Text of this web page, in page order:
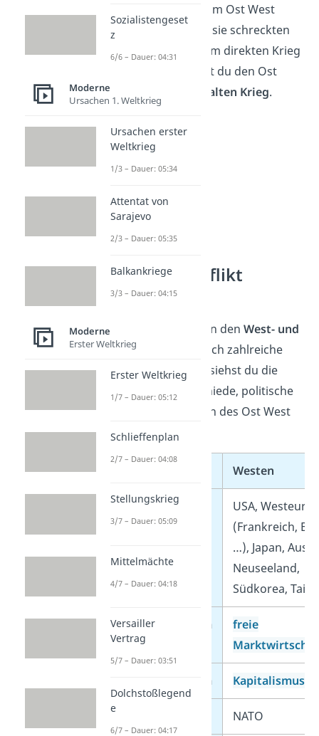
entscheidende Rolle im Ost West
Konflikt. Denn durch sie schreckten
beide Seiten vor einem direkten Krieg
zurück. Daher nennst du den Ost
West Konflikt auch
Kalten Krieg.
Ost West Konflikt
Steckbrief
Der zwischen den West- und
Ostmächten
war durch zahlreiche
Krisen geprägt. Hier siehst du die
wichtigsten Unterschiede, politische
Positionen und Krisen des Ost West
Konflikts:
Westen
Länder
USA,
(Frankreich,
…), Japan,
Neuseeland,
Südkorea,
Wirtschaftssystem
freie
Politisches System Kapitalismus
Militärbündnis NATO
Sozialistengeset
z
6/6 – Dauer: 04:31
Moderne
Ursachen 1. Weltkrieg
Ursachen erster
Weltkrieg
1/3 – Dauer: 05:34
Attentat von
Sarajevo
2/3 – Dauer: 05:35
Balkankriege
3/3 – Dauer: 04:15
Moderne
Erster Weltkrieg
Erster Weltkrieg
1/7 – Dauer: 05:12
Schlieffenplan
2/7 – Dauer: 04:08
Stellungskrieg
3/7 – Dauer: 05:09
Mittelmächte
4/7 – Dauer: 04:18
Versailler
Vertrag
5/7 – Dauer: 03:51
Dolchstoßlegend
e
6/7 – Dauer: 04:17